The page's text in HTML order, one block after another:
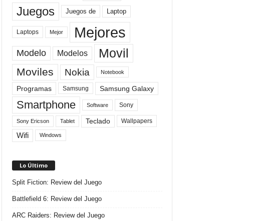
Juegos Juegos de Laptop
Laptops Mejor Mejores
Modelo Modelos Movil
Moviles Nokia Notebook
Programas Samsung Samsung Galaxy
Smartphone Software Sony
Sony Ericson Tablet Teclado Wallpapers
Wifi Windows
Lo Último
Split Fiction: Review del Juego
Battlefield 6: Review del Juego
ARC Raiders: Review del Juego